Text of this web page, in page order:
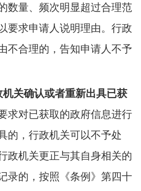
数量、频次明显超过合理范
要求申请人说明理由。行政
不合理的，告知申请人不予
机关确认或者重新出具已获
求对已获取的政府信息进行
的，行政机关可以不予处
政机关更正与其自身相关的
录的，按照《条例》第四十